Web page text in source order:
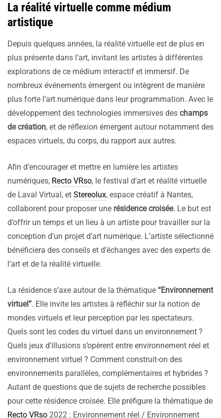
La réalité virtuelle comme médium
artistique
Depuis quelques années, la réalité virtuelle est de plus en
plus présente dans l’art, invitant les artistes à différentes
explorations de ce médium interactif et immersif. De
nombreux événements émergent ou intègrent de manière
plus forte l’art numérique dans leur programmation. Avec le
développement des technologies immersives des champs
de création, et de réflexion émergent autour notamment des
espaces virtuels, du corps, du rapport aux autres.
Afin d’encourager et mettre en lumière les artistes
numériques, Recto VRso, le festival d’art et réalité virtuelle
de Laval Virtual, et Stereolux, espace créatif à Nantes,
collaborent pour proposer une résidence croisée. Le but est
d’offrir un temps et un lieu à un artiste pour travailler sur la
conception d’un projet d’art numérique. L’artiste sélectionné
bénéficiera des conseils et d’échanges avec des experts de
l’art et de la réalité virtuelle.
La résidence s’axe autour de la thématique “Environnement
virtuel”. Elle invite les artistes à réfléchir sur la notion de
mondes virtuels et leur perception par les spectateurs.
Quels sont les codes du virtuel dans un environnement ?
Quels jeux d’illusions s’opèrent entre environnement réel et
environnement virtuel ? Comment construit-on des
environnements parallèles, complémentaires et hybrides ?
Autant de questions que de sujets de recherche possibles
pour cette résidence croisée. Elle préfigure la thématique de
Recto VRso 2022 : Environnement réel / Environnement